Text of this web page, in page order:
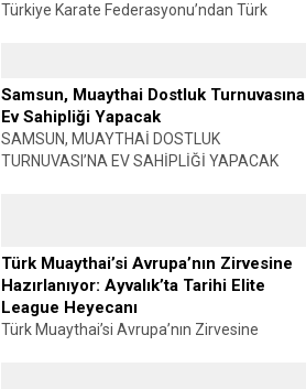
Türkiye Karate Federasyonu’ndan Türk
SİYAHKUŞAK Türkiye Karate Federasyonu ile
Manisa Celal Bayar...
Samsun, Muaythai Dostluk Turnuvasına
Ev Sahipliği Yapacak
SAMSUN, MUAYTHAİ DOSTLUK
TURNUVASI’NA EV SAHİPLİĞİ YAPACAK
Türk Muaythai’si Avrupa’nın Zirvesine
Hazırlanıyor: Ayvalık’ta Tarihi Elite
League Heyecanı
Türk Muaythai’si Avrupa’nın Zirvesine